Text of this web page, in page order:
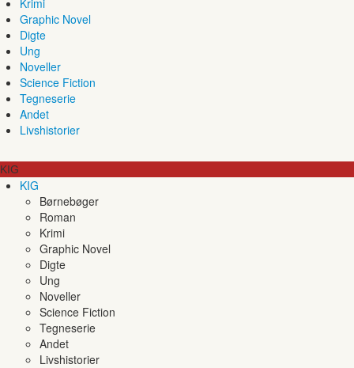
Graphic Novel
Digte
Ung
Noveller
Science Fiction
Tegneserie
Andet
Livshistorier
KIG
KIG
Børnebøger
Roman
Krimi
Graphic Novel
Digte
Ung
Noveller
Science Fiction
Tegneserie
Andet
Livshistorier